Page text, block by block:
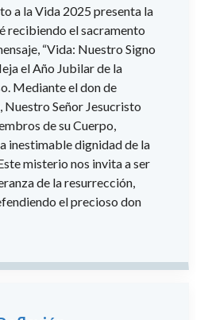
a la Vida 2025 presenta la
recibiendo el sacramento
“Vida: Nuestro Signo
el Año Jubilar de la
Mediante el don de
Nuestro Señor Jesucristo
de su Cuerpo,
inestimable dignidad de la
misterio nos invita a ser
de la resurrección,
el precioso don